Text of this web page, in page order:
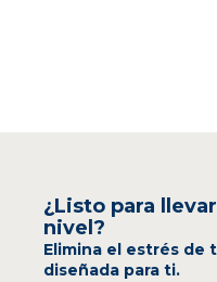
¿Listo para
nivel?
Elimina el estrés de
diseñada para ti.